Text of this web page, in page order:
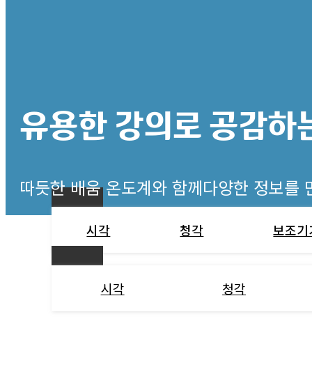
유용한 강의로 공감하
따듯한 배움 온도계와 함께다양한 정보를
시각 청각 보조
시각 청각